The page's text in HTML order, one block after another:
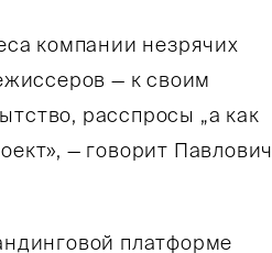
компании незрячих
— к своим
расспросы „а как
— говорит Павлович
платформе